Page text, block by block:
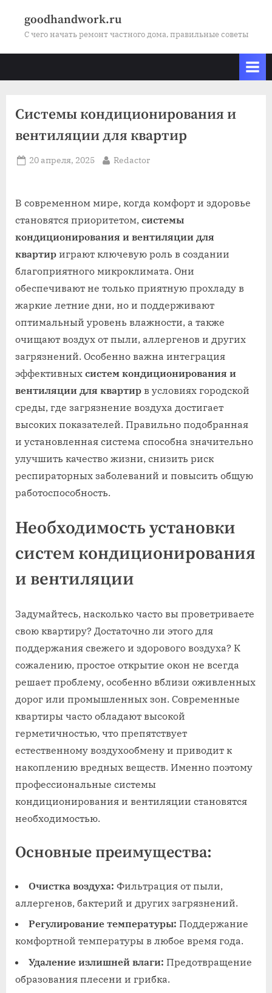
goodhandwork.ru
С чего начать ремонт частного дома, правильные советы
Системы кондиционирования и
вентиляции для квартир
Posted
20 апреля, 2025 By
Redactor
В современном мире, когда комфорт и здоровье
становятся приоритетом, системы
кондиционирования и вентиляции для
квартир играют ключевую роль в создании
благоприятного микроклимата. Они
обеспечивают не только приятную прохладу в
жаркие летние дни, но и поддерживают
оптимальный уровень влажности, а также
очищают воздух от пыли, аллергенов и других
загрязнений. Особенно важна интеграция
эффективных систем кондиционирования и
вентиляции для квартир в условиях городской
среды, где загрязнение воздуха достигает
высоких показателей. Правильно подобранная
и установленная система способна значительно
улучшить качество жизни, снизить риск
респираторных заболеваний и повысить общую
работоспособность.
Необходимость установки
систем кондиционирования
и вентиляции
Задумайтесь, насколько часто вы проветриваете
свою квартиру? Достаточно ли этого для
поддержания свежего и здорового воздуха? К
сожалению, простое открытие окон не всегда
решает проблему, особенно вблизи оживленных
дорог или промышленных зон. Современные
квартиры часто обладают высокой
герметичностью, что препятствует
естественному воздухообмену и приводит к
накоплению вредных веществ. Именно поэтому
профессиональные системы
кондиционирования и вентиляции становятся
необходимостью.
Основные преимущества:
Очистка воздуха: Фильтрация от пыли,
аллергенов, бактерий и других загрязнений.
Регулирование температуры: Поддержание
комфортной температуры в любое время года.
Удаление излишней влаги: Предотвращение
образования плесени и грибка.